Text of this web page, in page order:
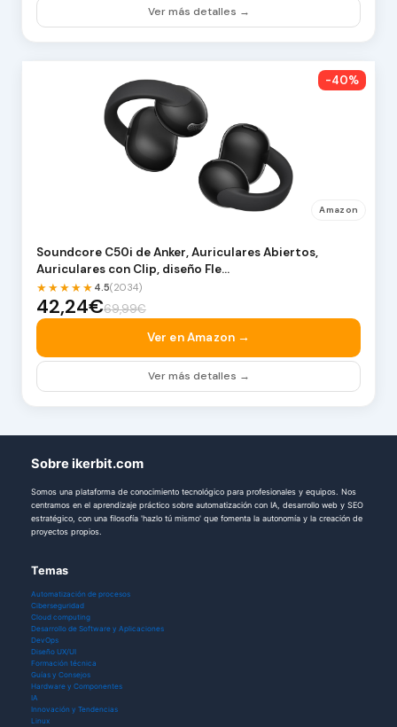
Ver más detalles →
-40%
Amazon
Soundcore C50i de Anker, Auriculares Abiertos,
Auriculares con Clip, diseño Fle…
★★★★★ 4.5(2034)
42,24€69,99€
Ver en Amazon →
Ver más detalles →
Sobre ikerbit.com
Somos una plataforma de conocimiento tecnológico para profesionales y equipos. Nos
centramos en el aprendizaje práctico sobre automatización con IA, desarrollo web y SEO
estratégico, con una filosofía 'hazlo tú mismo' que fomenta la autonomía y la creación de
proyectos propios.
Temas
Automatización de procesos
Ciberseguridad
Cloud computing
Desarrollo de Software y Aplicaciones
DevOps
Diseño UX/UI
Formación técnica
Guías y Consejos
Hardware y Componentes
IA
Innovación y Tendencias
Linux